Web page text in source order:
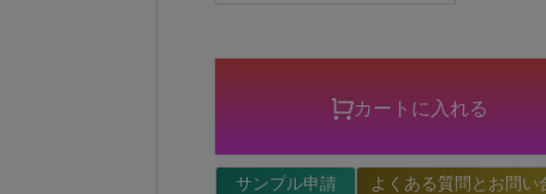
カートに入れる
サンプル申請 よくある質問とお問い